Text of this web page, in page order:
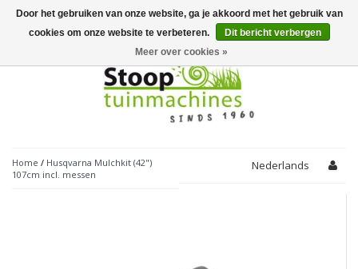
Toggle
navigation
Home / Husqvarna Mulchkit (42")
107cm incl. messen
Nederlands
Door het gebruiken van onze website, ga je akkoord met het gebruik van
cookies om onze website te verbeteren.
Dit bericht verbergen
Meer over cookies »